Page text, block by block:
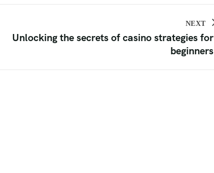
NEXT
Unlocking the secrets of casino strategies for
beginners